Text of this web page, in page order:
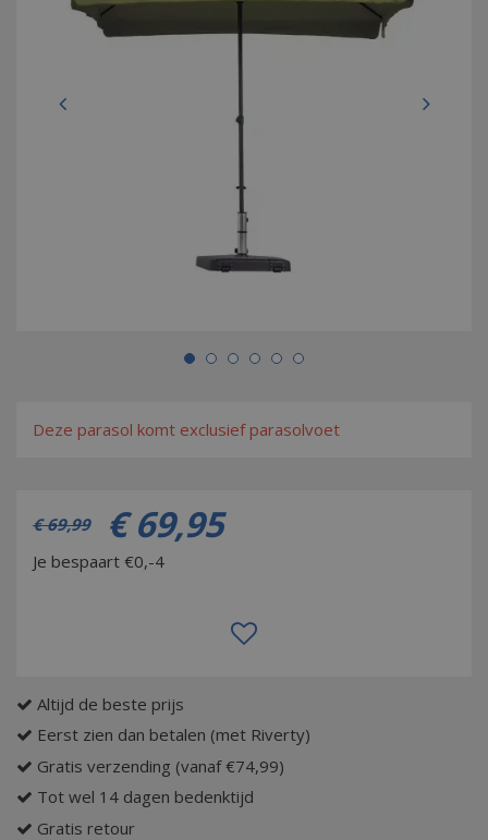
Deze parasol komt exclusief parasolvoet
€ 69,99 € 69,95
Je bespaart €0,-4
Altijd de beste prijs
Eerst zien dan betalen (met Riverty)
Gratis verzending (vanaf €74,99)
Tot wel 14 dagen bedenktijd
Gratis retour